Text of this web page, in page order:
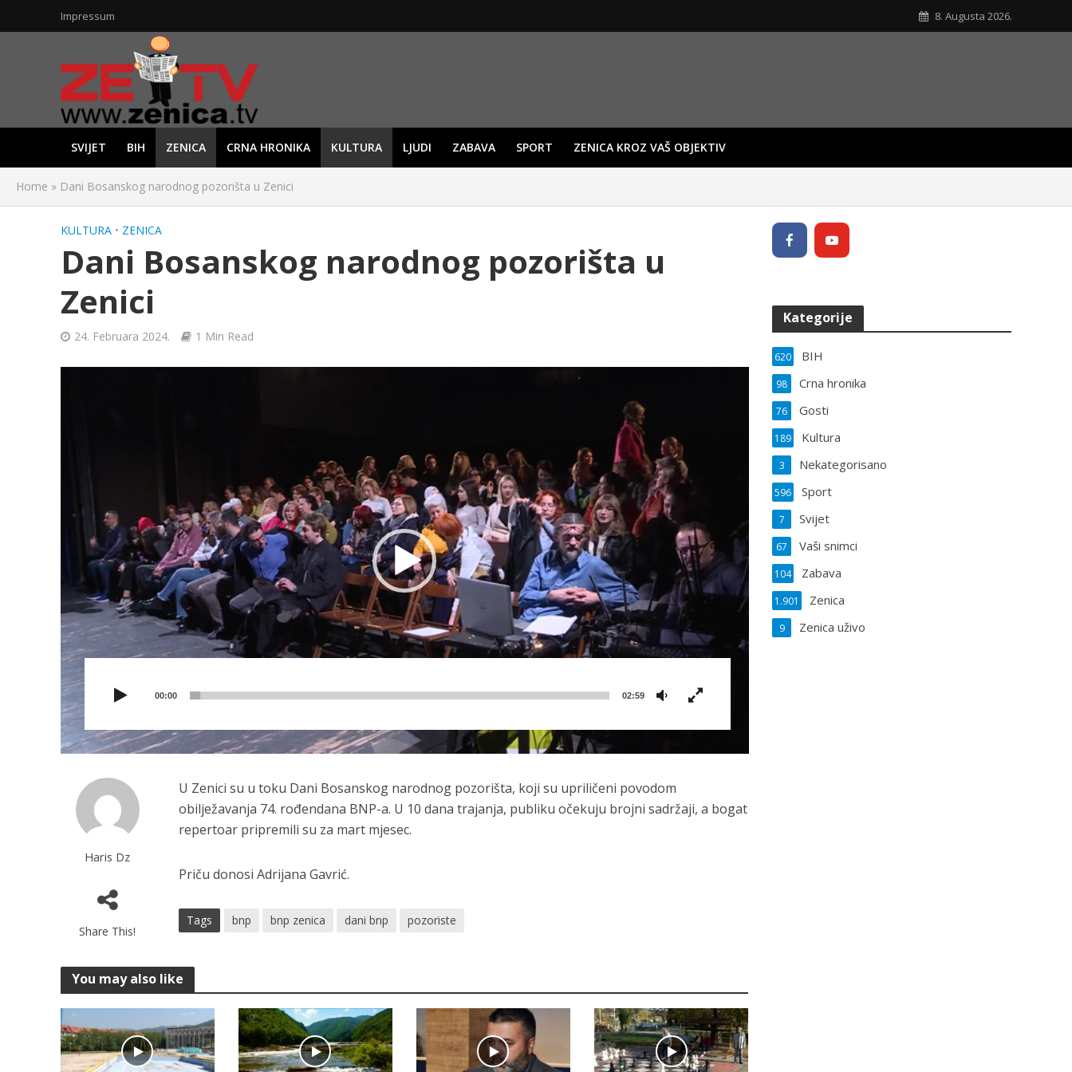
Impressum 8. Augusta 2026.
SVIJET BIH ZENICA CRNA HRONIKA KULTURA LJUDI ZABAVA SPORT ZENICA KROZ VAŠ OBJEKTIV
Home » Dani Bosanskog narodnog pozorišta u Zenici
KULTURA • ZENICA
Dani Bosanskog narodnog pozorišta u
Zenici
24. Februara 2024. 1 Min Read
00:00 02:59
Haris Dz
Share This!
U Zenici su u toku Dani Bosanskog narodnog pozorišta, koji su upriličeni povodom
obilježavanja 74. rođendana BNP-a. U 10 dana trajanja, publiku očekuju brojni sadržaji, a bogat
repertoar pripremili su za mart mjesec.
Priču donosi Adrijana Gavrić.
Tags bnp bnp zenica dani bnp pozoriste
You may also like
Kategorije
BIH
620
Crna hronika
98
Gosti
76
Kultura
189
Nekategorisano
3
Sport
596
Svijet
7
Vaši snimci
67
Zabava
104
Zenica
1.901
Zenica uživo
9